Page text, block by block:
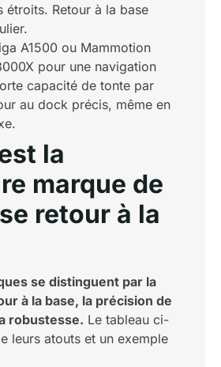
étroits. Retour à la base
A1500 ou Mammotion
pour une navigation
capacité de tonte par
au dock précis, même en
la
marque de
retour à la
se distinguent par la
à la base, la précision de
robustesse. Le tableau ci-
leurs atouts et un exemple